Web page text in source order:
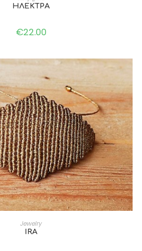
ΗΛΕΚΤΡΑ
€22.00
ADD TO CART
Jewelry
IRA